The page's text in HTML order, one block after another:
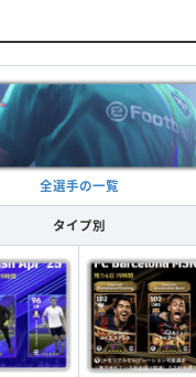
全選手の一覧
タイプ別